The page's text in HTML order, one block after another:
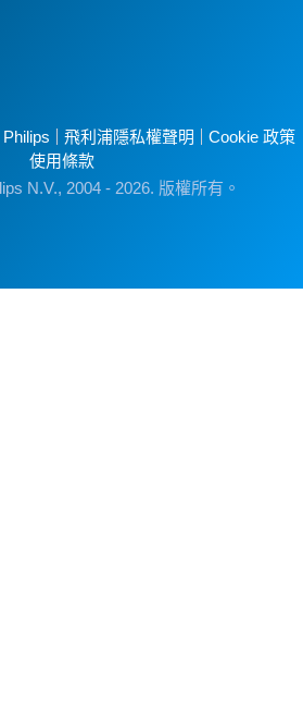
Philips 飛利浦隱私權聲明
Cookie 政策
使用條款
N.V., 2004 - 2026. 版權所有。